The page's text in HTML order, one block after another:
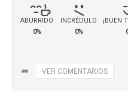
ABURRIDO
0%
INCRÉDULO
0%
¡BUEN
✏️ VER COMENTARIOS